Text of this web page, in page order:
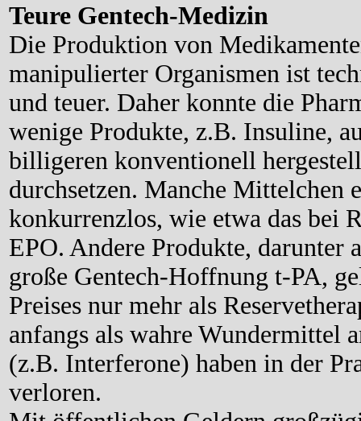
Teure Gentech-Medizin
Die Produktion von
manipulierter Organismen ist
und teuer. Daher konnte die
wenige Produkte, z.B. Insuline,
billigeren konventionell
durchsetzen. Manche Mittelchen
konkurrenzlos, wie etwa das bei
EPO. Andere Produkte, darunter
große Gentech-Hoffnung t-PA,
Preises nur mehr als
anfangs als wahre Wundermittel
(z.B. Interferone) haben in der
verloren.